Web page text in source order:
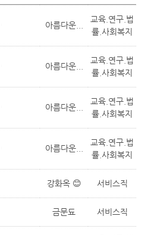
아름다운...
교육.연구.법
률.사회복지
아름다운...
교육.연구.법
률.사회복지
아름다운...
교육.연구.법
률.사회복지
아름다운...
교육.연구.법
률.사회복지
강화옥 😊 서비스직
금문됴 서비스직